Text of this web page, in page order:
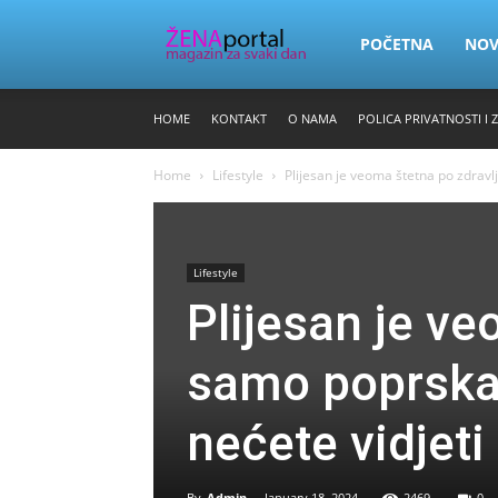
Zena
POČETNA
HOME KONTAKT O NAMA POLICA PRIVATNOSTI I
Home Lifestyle Plijesan je veoma štetna po
Lifestyle
Plijesan je
samo
nećete